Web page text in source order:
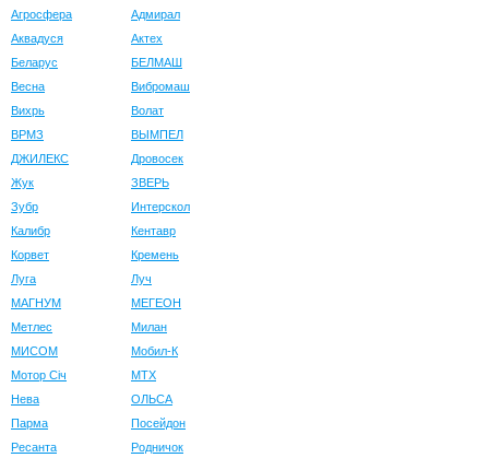
Агросфера
Адмирал
Аквадуся
Актех
Беларус
БЕЛМАШ
Весна
Вибромаш
Вихрь
Волат
ВРМЗ
ВЫМПЕЛ
ДЖИЛЕКС
Дровосек
Жук
ЗВЕРЬ
Зубр
Интерскол
Калибр
Кентавр
Корвет
Кремень
Луга
Луч
МАГНУМ
МЕГЕОН
Метлес
Милан
МИСОМ
Мобил-К
Мотор Сiч
МТХ
Нева
ОЛЬСА
Парма
Посейдон
Ресанта
Родничок